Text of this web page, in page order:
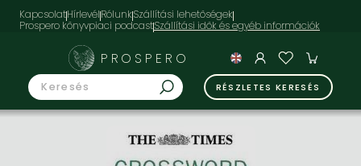
KapcsolatHírlevélRólunkSzállítási lehetőségek
Prospero könyvpiaci podcast
PROSPERO
RÉSZLETES KERESÉS